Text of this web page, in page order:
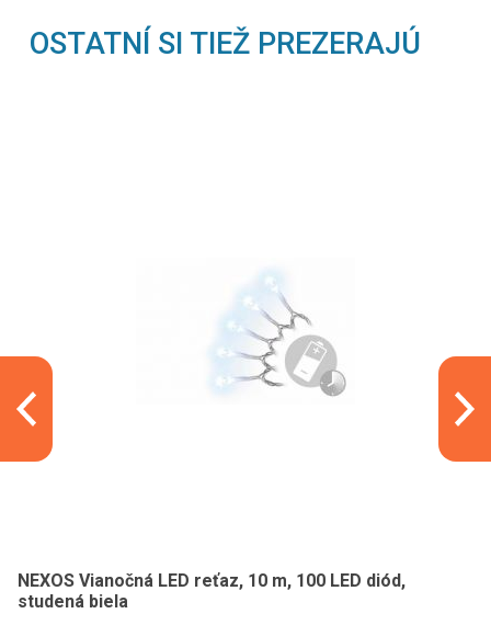
OSTATNÍ SI TIEŽ PREZERAJÚ
NEXOS Vianočná LED reťaz, 10 m, 100 LED diód,
studená biela